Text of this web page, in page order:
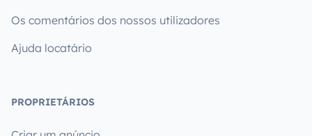
Os comentários dos nossos utilizadores
Ajuda locatário
PROPRIETÁRIOS